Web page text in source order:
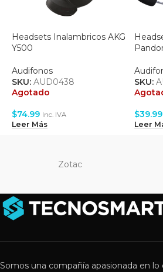
Headsets Inalambricos AKG
Y500
Audifonos
SKU: AUD0438
Agotado
$74.99 Inc. IVA
Leer Más
SKU:
$39.99
Leer
Zotac
Somos una compañía apasionada en